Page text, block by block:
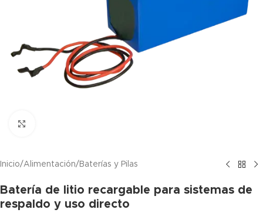
Inicio/Alimentación/ Baterías y Pilas
Batería de litio recargable para sistemas de
respaldo y uso directo